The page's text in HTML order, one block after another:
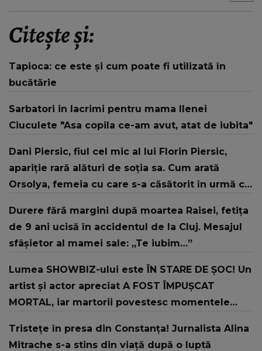
Citește și:
Tapioca: ce este și cum poate fi utilizată în
bucătărie
Sarbatori in lacrimi pentru mama Ilenei
Ciuculete "Asa copila ce-am avut, atat de iubita"
Dani Piersic, fiul cel mic al lui Florin Piersic,
apariție rară alături de soția sa. Cum arată
Orsolya, femeia cu care s-a căsătorit în urmă cu
Durere fără margini după moartea Raisei, fetița
de 9 ani ucisă în accidentul de la Cluj. Mesajul
sfâșietor al mamei sale: „Te iubim…”
Lumea SHOWBIZ-ului este ÎN STARE DE ȘOC! Un
artist și actor apreciat A FOST ÎMPUȘCAT
MORTAL, iar martorii povestesc momentele
armă au fost trase. O parte a capului i-a fost..."
Tristețe în presa din Constanța! Jurnalista Alina
Mitrache s-a stins din viață după o luptă